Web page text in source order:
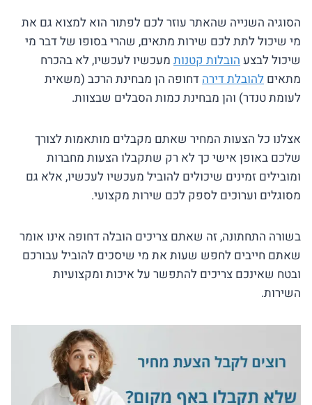
הסוגיה השנייה שהאתר עוזר לכם לפתור הוא למצוא גם את
מי שיכול לתת לכם שירות מתאים, שהרי בסופו של דבר מי
שיכול לבצעהובלות קטנות מעכשיו לעכשיו, לא בהכרח
מתאים להובלת דירהדחופה הן מבחינת הרכב (משאית
לעומת טנדר) והן מבחינת כמות הסבלים שבצוות.
אצלנו כל הצעות המחיר שאתם מקבלים מותאמות לצורך
שלכם באופן אישי כך לא רק שתקבלו הצעות מחברות
ומובילים זמינים שיכולים להוביל מעכשיו לעכשיו, אלא גם
מסוגלים וערוכים לספק לכם שירות מקצועי.
בשורה התחתונה, זה שאתם צריכים הובלה דחופה אינו אומר
שאתם חייבים לחפש שעות את מי שיסכים להוביל עבורכם
ובטח שאינכם צריכים להתפשר על איכות ומקצועיות
השירות.